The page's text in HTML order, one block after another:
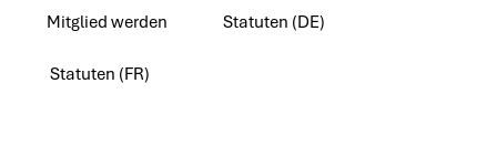
Mitglied werden
Statuten (DE)
Statuten (FR)